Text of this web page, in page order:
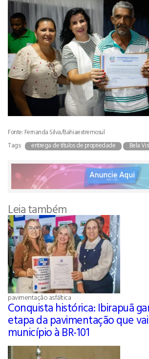
Fonte: Fernanda Silva/Bahiaextremosul
Tags:
entrega de títulos de propriedade Bela
Leia também
pavimentação asfáltica
Conquista histórica: Ibirapuã
etapa da pavimentação que
município à BR-101